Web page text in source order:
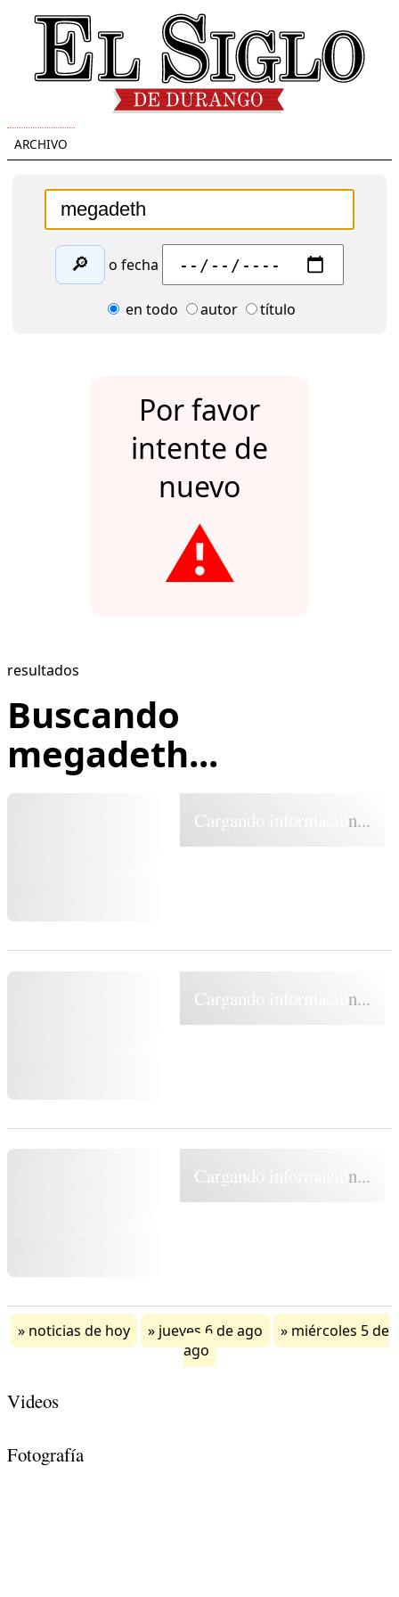
ARCHIVO
🔎 o fecha
en todo autor título
Por favor
intente de
nuevo
⚠️
resultados
Buscando
megadeth...
Cargando información...
Cargando información...
Cargando información...
noticias de hoy jueves 6 de ago
miércoles 5 de
ago
Videos
Fotografía